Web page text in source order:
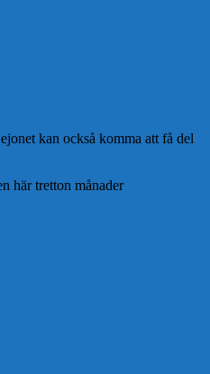
kan också komma att få del
här tretton månader